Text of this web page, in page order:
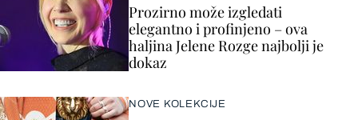
Prozirno može izgledati
elegantno i profinjeno – ova
haljina Jelene Rozge najbolji je
dokaz
NOVE KOLEKCIJE